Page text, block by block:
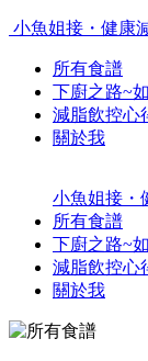
小魚姐接・健康
所有食譜
下廚之路~
減脂飲控心
關於我
小魚姐接・
所有食譜
下廚之路~
減脂飲控心
關於我